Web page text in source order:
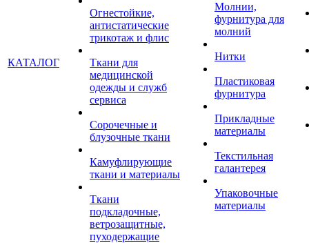
КАТАЛОГ
Огнестойкие,
антистатические
трикотаж и флис
Ткани для
медицинской
одежды и служб
сервиса
Сорочечные и
блузочные ткани
Камуфлирующие
ткани и материалы
Ткани
подкладочные,
ветрозащитные,
пуходержащие
Молнии,
фурнитура для
молний
Нитки
Пластиковая
фурнитура
Прикладные
материалы
Текстильная
галантерея
Упаковочные
материалы